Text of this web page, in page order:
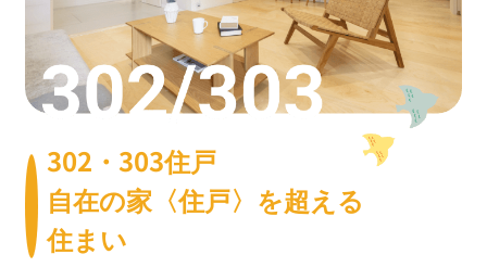
302・303住戸
自在の家〈住戸〉を超える
住まい